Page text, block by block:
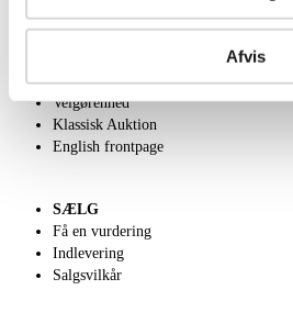
Afvis
Kontakt os
Velgørenhed
Klassisk Auktion
English frontpage
SÆLG
Få en vurdering
Indlevering
Salgsvilkår